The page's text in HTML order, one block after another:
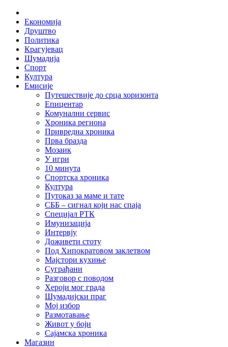
Skip
content
Економија
Друштво
Политика
Крагујевац
Шумадија
Спорт
Култура
Емисије
Путешествије до срца хоризонта
Епицентар
Комунални сервис
Хроника региона
Привредна хроника
Прва бразда
Мозаик
У игри
10 минута
Спортска хроника
Култура
Путоказ за маме и тате
СББ – сигнал који нас спаја
Специјал РТК
Имунизација
Интервју
Доживети стоту
Под Хипократовом заклетвом
Мајстори кухиње
Суграђани
Разговор с поводом
Хероји мог града
Шумадијски праг
Мој избор
Размотавање
Живот у боји
Сајамска хроника
Магазин